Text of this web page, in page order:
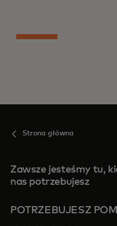
Strona główna
Zawsze jesteśmy tu,
nas potrzebujesz
POTRZEBUJESZ